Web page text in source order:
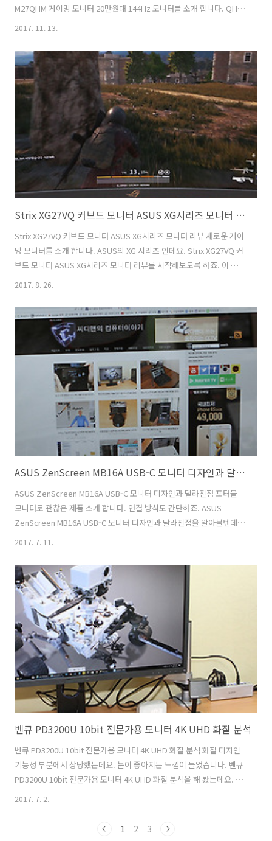
M27QHM 게이밍 모니터 20만원대 144Hz 모니터를 소개 합니다. QHD
니터를 써보고 싶어 하는 분들에게 괜찮은 모니터 입니다. 베젤 색상도
하얀색으로 여성분들에게도 좀 어필이 되는 이쁜 모니터 였습니다. 화면
은 넌글래어 패널로 빛반사가 없어서 눈도 편안하고 괜찮은 모니터 였습
니다. 여러가지 게임을 하면서 괜찮다는 느낌을 받았는데요. 근데 그 외
에도 다양한 기능을 제공 합니다. 모넥스 M27QHM 게이밍 모니터 20만
2017. 11. 13.
Strix XG27VQ 커브드 모니터 ASUS XG시리즈 모니터 리뷰
Strix XG27VQ 커브드 모니터 ASUS XG시리즈 모니터 리뷰 새로운 게이
밍 모니터를 소개 합니다. ASUS의 XG 시리즈 인데요. Strix XG27VQ 커
브드 모니터 ASUS XG시리즈 모니터 리뷰를 시작해보도록 하죠. 이 모니
터는 FullHD 해상도에 144Hz를 지원하는 모니터 입니다. Strix
넣어서 화면 몰입도를 좀 더 높였습니다. AMD FreeSync 기능도 지원을
하여 화면잘림이나 흔들림을 보정해주는 기능도 가능합니다. 물론 AMD
그래픽카드를 함께 사용해야 합니다. 게임을 할 때 가장 최고의 성능을
보여주는 모니터 였는데요. 27인치 화면에 FullHD 해상도를 지닌 모니터
로 눈에 보이는 스펙만 보면 약..
2017. 8. 26.
ASUS ZenScreen MB16A USB-C 모니터 디자인과 달라진점
ASUS ZenScreen MB16A USB-C 모니터 디자인과 달라진점 포터블
모니터로 괜찮은 제품 소개 합니다. 연결 방식도 간단하죠. ASUS
ZenScreen MB16A USB-C 모니터 디자인과 달라진점을 알아볼텐데
비해서 전체적인 사이즈가 더 작아졌습니다. 화면의 밝기도 좀 더 밝아진
느낌이 드네요. 연결방식도 USB-C와 USB-A 둘다 가능하도록 변경이 되
었습니다. 앞으로 점점 노트북에 USB-C 단자가 많아지고 있는데 더 편
리하게 연결이 가능한 모니터가 될 듯 합니다. 근데 이번에 디자인이 이
뻐지면서 한가지 개인적으로는 좀 아쉬운점도 생겼네..
2017. 7. 11.
벤큐 PD3200U 10bit 전문가용 모니터 4K UHD 화질 분석
벤큐 PD3200U 10bit 전문가용 모니터 4K UHD 화질 분석 화질 디자인
기능성 부분에서 상당했는데요. 눈이 좋아지는 느낌이 들었습니다. 벤큐
PD3200U 10bit 전문가용 모니터 4K UHD 화질 분석을 해 봤는데요. 프
린터 작업이나 전문 그래픽작업을 하는 분들에게 어울리는 제품이죠. 벤
해서 사용됩니다. 정확한 컬러 그리고 가격적인 부분에서도 큰 장점이 있
2017. 7. 2.
1 2 3